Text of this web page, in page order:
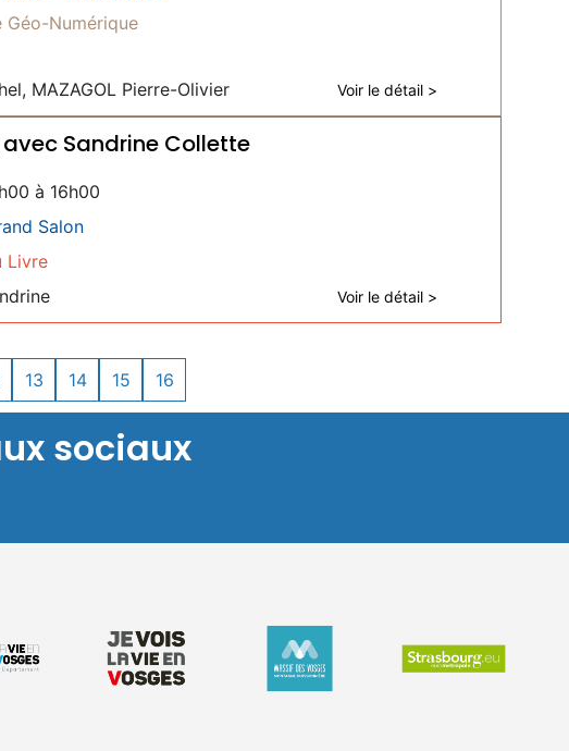
Géo-Numérique
MAZAGOL Pierre-Olivier Voir le détail >
Sandrine Collette
à 16h00
Salon
Livre
Voir le détail >
13 14 15 16
sociaux